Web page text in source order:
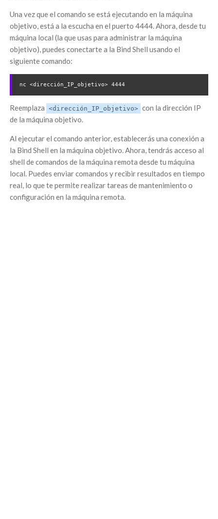
Una vez que el comando se está ejecutando en la máquina
objetivo, está a la escucha en el puerto 4444. Ahora, desde tu
máquina local (la que usas para administrar la máquina
objetivo), puedes conectarte a la Bind Shell usando el
siguiente comando:
nc <dirección_IP_objetivo> 4444
Reemplaza <dirección_IP_objetivo> con la dirección IP
de la máquina objetivo.
Al ejecutar el comando anterior, establecerás una conexión a
la Bind Shell en la máquina objetivo. Ahora, tendrás acceso al
shell de comandos de la máquina remota desde tu máquina
local. Puedes enviar comandos y recibir resultados en tiempo
real, lo que te permite realizar tareas de mantenimiento o
configuración en la máquina remota.